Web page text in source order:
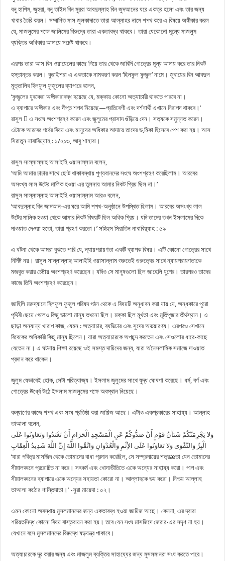
বনু হাশিম, জুহরা, বনু তাইম বিন মুররা আবদুল্লাহ বিন জুদআনের ঘরে একত্র হলো এবং তার জন্য
খাবার তৈরি করল। সম্মানিত মাস জুলকাদাতে তারা আল্লাহর নামে শপথ করে এ বিষয়ে অঙ্গীকার করল
যে, মাজলুমের পক্ষে জালিমের বিরুদ্ধে তারা একতাবদ্ধ থাকবে। তারা যেকোনো মূল্যে মাজলুম
ব্যক্তির অধিকার আদায়ে সচেষ্ট থাকবে।
এরপর তারা আস বিন ওয়ায়েলের কাছে গিয়ে তার থেকে জাবিদি গোত্রের মূল্য আদায় করে তার নিকট
হস্তান্তর করল। কুরাইশরা এ একতাকে নামকরণ করল ‘হিলফুল ফুজুল’ নামে। জুবায়ের বিন আবদুল
মুত্তালিব হিলফুল ফুজুলের ব্যাপারে বলেন,
‘ফুজুলের যুবকেরা অঙ্গীকারাবদ্ধ হয়েছে যে, মক্কায় কোনো অত্যাচারী থাকতে পারবে না।
এ ব্যাপারে অঙ্গীকার এবং দীপ্ত শপথ নিয়েছে—প্রতিবেশী এবং দর্শনার্থী এখানে নিরাপদ থাকবে।’
রাসুল  এ সংঘে অংশগ্রহণ করেন এবং জুলুমের প্রাসাদ গুঁড়িয়ে দেন। সত্যকে সমুন্নত করেন।
এটাকে আরবের গর্বের বিষয় এবং মানুষের অধিকার আদায়ে তাদের ভ‚মিকা হিসেবে পেশ করা হয়। আস
সিরাতুন নাবাবিয়্যাহ : ১/২১৩, আবু শাহাবা।
রাসুল সাল্লাল্লাহু আলাইহি ওয়াসাল্লাম বলেন,
‘আমি আমার চাচার সাথে ছোট থাকাবস্থায় পুণ্যবানদের সংঘে অংশগ্রহণ করেছিলাম। আরবের
অসংখ্য লাল উটের মালিক হওয়া এর তুলনায় আমার নিকট প্রিয় ছিল না।’
রাসুল সাল্লাল্লাহু আলাইহি ওয়াসাল্লাম আরও বলেন,
‘আবদুল্লাহ বিন জাদআন-এর ঘরে আমি শপথ-অনুষ্ঠানে উপস্থিত ছিলাম। আরবের অসংখ্য লাল
উটের মালিক হওয়া থেকে আমার নিকট বিষয়টি ছিল অধিক প্রিয়। যদি তাদের তখন ইসলামের দিকে
দাওয়াত দেওয়া হতো, তারা গ্রহণ করতো।’ সহিহুস সিরাতিন নাবাবিয়্যাহ : ৫৯
এ ঘটনা থেকে আমরা বুঝতে পারি যে, ন্যায়পরায়ণতা একটি ব্যাপক বিষয়। এটি কোনো গোত্রের সাথে
নির্দিষ্ট নয়। রাসুল সাল্লাল্লাহু আলাইহি ওয়াসাল্লাম শুরুতেই গুরুত্বের সাথে ন্যায়পরায়ণতাকে
মজবুত করার চেষ্টায় অংশগ্রহণ করেছেন। যদিও সে মানুষগুলো ছিল জাহেলি যুগের। তারপরও তাদের
কাজে তিনি অংশগ্রহণ করেছেন।
জাহিলি মরুদ্যানে হিলফুল ফুজুল পরিষদ গঠন থেকে এ বিষয়টি অনুধাবন করা যায় যে, অন্ধকারে পুরো
পৃথিবী ছেয়ে গেলেও কিছু ভালো মানুষ তখনো ছিল। মক্কা ছিল মূর্খতা এবং মূর্তিপূজার তীর্থস্থান। এ
ছাড়া অন্যান্য খারাপ কাজ, যেমন : অত্যাচার, ব্যভিচার এবং সুদের অভয়ারণ্য। এরপরও সেখানে
বিবেকের অধিকারী কিছু মানুষ ছিলেন। যারা অত্যাচারকে অপছন্দ করতেন এবং সেগুলোর ধারে-কাছে
যেতেন না। এ ঘটনায় শিক্ষা রয়েছে ওই সমস্ত দায়িদের জন্য, যারা অনৈসলামিক সমাজে দাওয়াত
প্রদান করে থাকেন।
জুলুম যেভাবেই হোক, সেটা পরিত্যাজ্য। ইসলাম জুলুমের সাথে যুদ্ধ ঘোষণা করেছে। ধর্ম, বর্ণ এবং
গোত্রের ঊর্ধ্বে উঠে ইসলাম মাজলুমের পক্ষে অবস্থান নিয়েছে।
কল্যাণের কাজে শপথ এবং সংঘ প্রতিষ্ঠা করা জায়িজ আছে। এটাও একপ্রকারের সাহায্য। আল্লাহ
তাআলা বলেন,
وَلا يَجْرِمَنَّكُمْ شَنَآنُ قَوْمٍ أَنْ صَدُّوكُمْ عَنِ الْمَسْجِدِ الْحَرَامِ أَنْ تَعْتَدُوا وَتَعَاوَنُوا عَلَى
الْبِرِّ وَالتَّقْوَى وَلا تَعَاوَنُوا عَلَى الأِثْمِ وَالْعُدْوَانِ وَاتَّقُوا اللَّهَ إِنَّ اللَّهَ شَدِيدُ الْعِقَابِ
‘যারা পবিত্র মাসজিদ থেকে তোমাদের বাধা প্রদান করেছিল, সে সম্প্রদায়ের শত্রæতা যেন তোমাদের
সীমালঙ্ঘনে প্ররোচিত না করে। সৎকর্ম এবং খোদাভীতিতে একে অন্যের সাহায্য করো। পাপ এবং
সীমালঙ্ঘনের ব্যাপারে একে অন্যের সহায়তা কোরো না। আল্লাহকে ভয় করো। নিশ্চয় আল্লাহ
তাআলা কঠোর শাস্তিদাতা।’ -সুরা মায়েদা : ০২।
এমন কোনো অবস্থায় মুসলমানদের জন্য একতাবদ্ধ হওয়া জায়িজ আছে। কেননা, এর দ্বারা
শরিয়তসিদ্ধ কোনো বিষয় বাস্তবায়ন করা হয়। তবে যেন সংঘ মাসজিদে জেরার-এর সদৃশ না হয়।
যেখানে বসে মুসলমানদের বিরুদ্ধে ষড়যন্ত্র পাকাবে।
অত্যাচারকে দূর করার জন্য এবং মাজলুম ব্যক্তির সাহায্যের জন্য মুসলমানরা সংঘ করতে পারে।